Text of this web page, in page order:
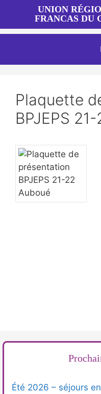
contenu
UNION
FRANCAS DU
Plaquette
BPJEPS
Été 2026 – séjours